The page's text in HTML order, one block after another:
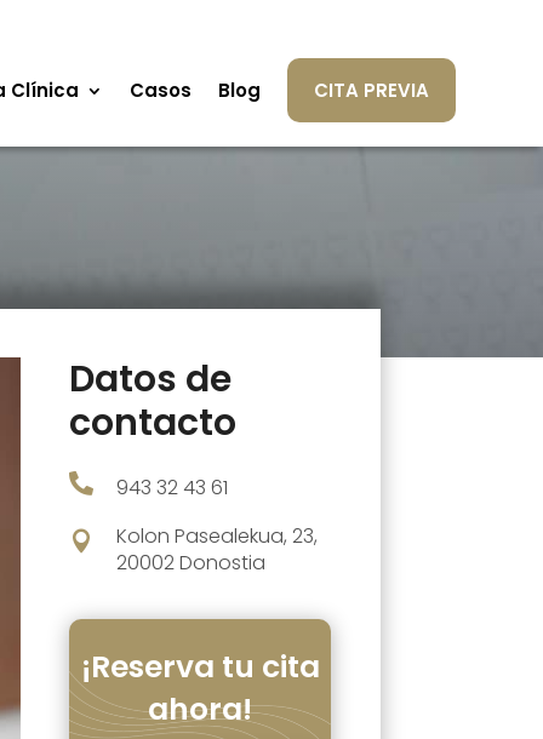
Clínica Casos Blog CITA PREVIA
Datos de
contacto
 943 32 43 61

Kolon Pasealekua, 23,
20002 Donostia
¡Reserva tu cita
ahora!